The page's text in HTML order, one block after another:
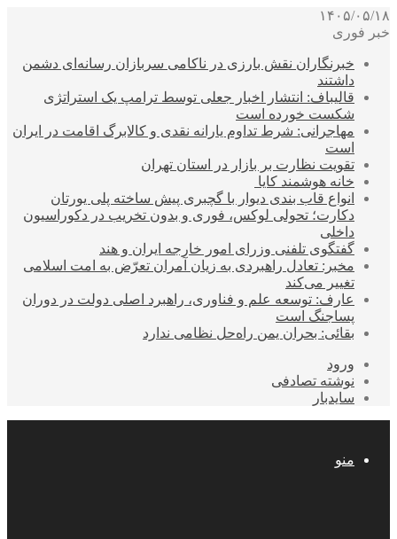
۱۴۰۵/۰۵/۱۸
خبر فوری
خبرنگاران نقش بارزی در ناکامی سربازان رسانه‌ای دشمن
داشتند
قالیباف: انتشار اخبار جعلی توسط ترامپ یک استراتژی
شکست خورده است
مهاجرانی: شرط تداوم یارانه نقدی و کالابرگ اقامت در ایران
است
تقویت نظارت بر بازار در استان تهران
خانه هوشمند کایا
انواع قاب بندی دیوار با گچبری پیش ساخته پلی یورتان
دکارت؛ تحولی لوکس، فوری و بدون تخریب در دکوراسیون
داخلی
گفتگوی تلفنی وزرای امور خارجه ایران و هند
مخبر: تعادل راهبردی به زیان آمران تعرّض به امت اسلامی
تغییر می‌کند
عارف: توسعه علم و فناوری، راهبرد اصلی دولت در دوران
پساجنگ است
بقائی: بحران یمن راه‌حل نظامی ندارد
ورود
نوشته تصادفی
سایدبار
منو